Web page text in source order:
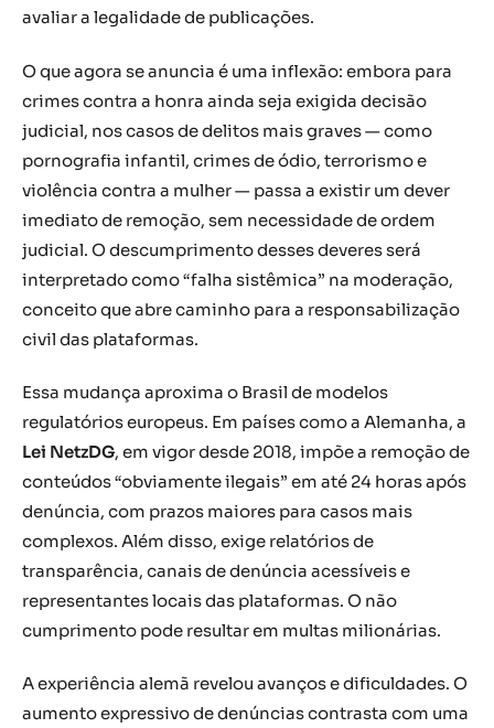
avaliar a legalidade de publicações.
O que agora se anuncia é uma inflexão: embora para
crimes contra a honra ainda seja exigida decisão
judicial, nos casos de delitos mais graves — como
pornografia infantil, crimes de ódio, terrorismo e
violência contra a mulher — passa a existir um dever
imediato de remoção, sem necessidade de ordem
judicial. O descumprimento desses deveres será
interpretado como “falha sistêmica” na moderação,
conceito que abre caminho para a responsabilização
civil das plataformas.
Essa mudança aproxima o Brasil de modelos
regulatórios europeus. Em países como a Alemanha, a
Lei NetzDG, em vigor desde 2018, impõe a remoção de
conteúdos “obviamente ilegais” em até 24 horas após
denúncia, com prazos maiores para casos mais
complexos. Além disso, exige relatórios de
transparência, canais de denúncia acessíveis e
representantes locais das plataformas. O não
cumprimento pode resultar em multas milionárias.
A experiência alemã revelou avanços e dificuldades. O
aumento expressivo de denúncias contrasta com uma